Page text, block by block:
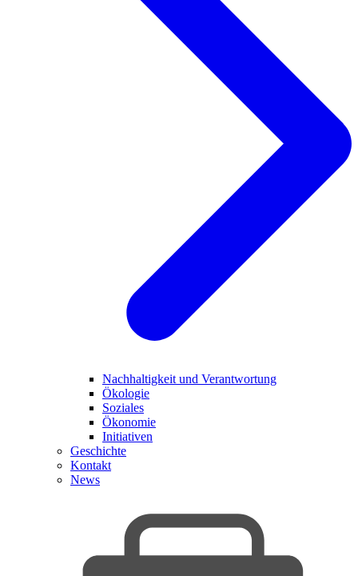
Nachhaltigkeit und Verantwortung
Ökologie
Soziales
Ökonomie
Initiativen
Geschichte
Kontakt
News